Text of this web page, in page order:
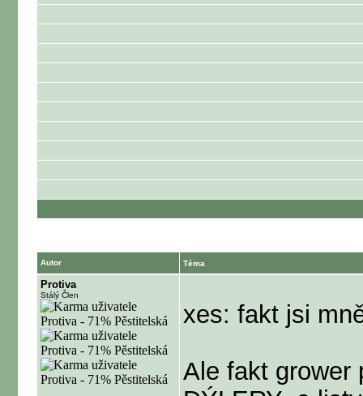
Autor Téma
Protiva
Stálý Člen
xes: fakt jsi
Ale fakt grower